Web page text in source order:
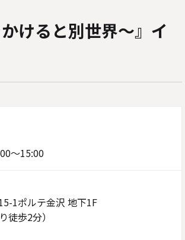
けると別世界～』イ
～15:00
1ポルテ金沢 地下1F
徒歩2分）